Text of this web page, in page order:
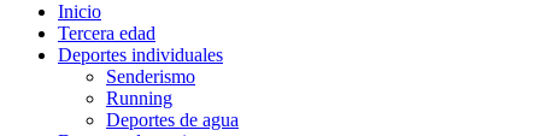
Inicio
Tercera edad
Deportes individuales
Senderismo
Running
Deportes de agua